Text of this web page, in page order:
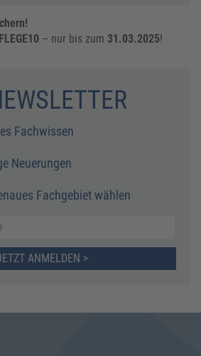
– nur bis zum 31.03.2025!
Fachwissen
Neuerungen
Fachgebiet wählen
ANMELDEN >